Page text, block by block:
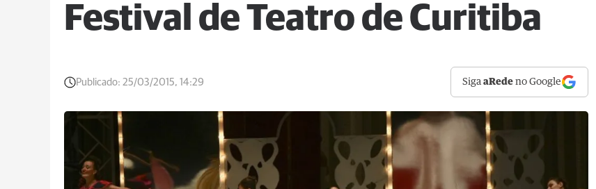
Festival de Teatro de Curitiba
Publicado: 25/03/2015, 14:29 SigaaRede no Google